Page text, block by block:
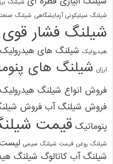
شیلنگ
شیلنگ سیلیکونی آزمایشگاهی شیلنگ
شیلنگ فشار
هیدرولیک شیلنگ های
ارزان شیلنگ های
فروش انواع شیلنگ هیدرولیک
فروش شیلنگ آب فروش
پنوماتیک قیمت
شیلنگ روغن قیمت شیلنگ سیمی
شیلنگ آب کاتالوگ شیلنگ